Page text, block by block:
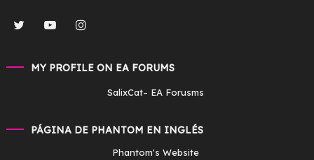
MY PROFILE ON EA FORUMS
SalixCat– EA Forusms
PÁGINA DE PHANTOM EN INGLÉS
Phantom's Website